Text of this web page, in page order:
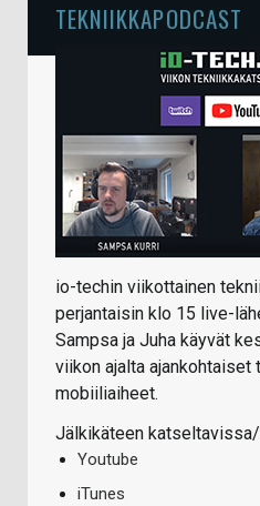
TEKNIIKKAPODCAST
io-techin viikottainen
perjantaisin klo 15 live-
Sampsa ja Juha käyvät
viikon ajalta ajankohtaiset
mobiiliaiheet.
Jälkikäteen
Youtube
iTunes